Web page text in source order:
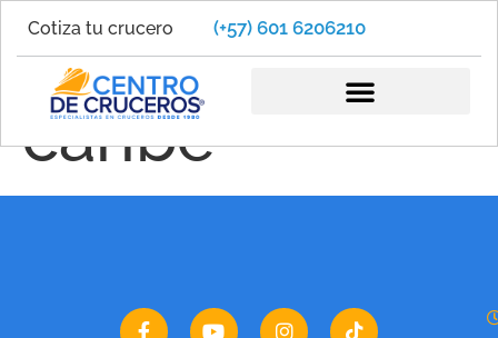
Cotiza tu crucero (+57) 601 6206210
escapada
caribe